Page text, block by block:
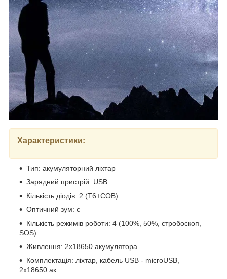
Характеристики:
Тип: акумуляторний ліхтар
Зарядний пристрій: USB
Кількість діодів: 2 (T6+COB)
Оптичний зум: є
Кількість режимів роботи: 4 (100%, 50%, стробоскоп,
SOS)
Живлення: 2x18650 акумулятора
Комплектація: ліхтар, кабель USB - microUSB,
2х18650 ак.